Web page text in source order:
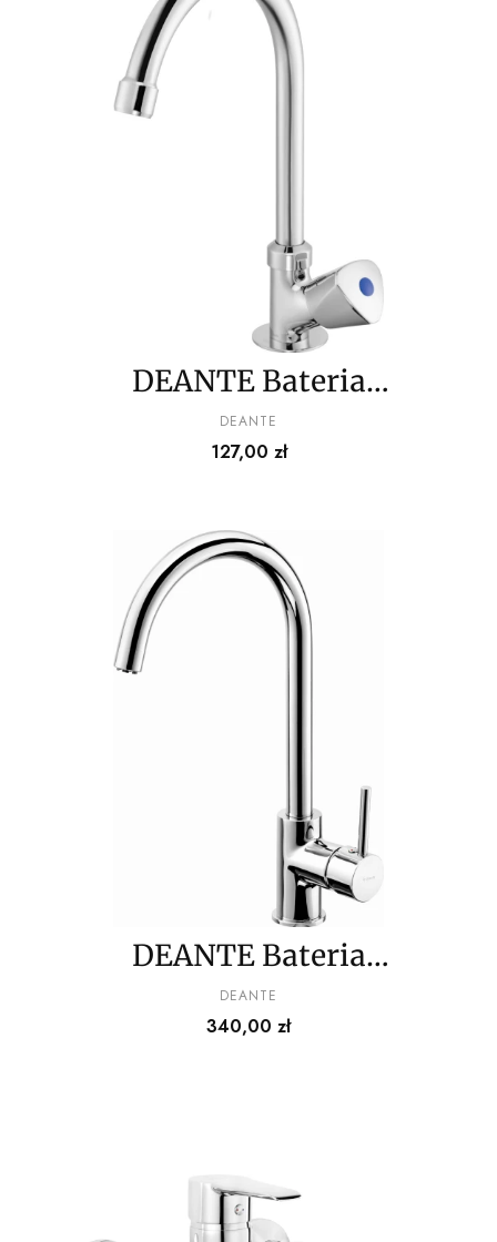
DEANTE Bateria
kuchenna do wody zimnej
lub zmieszanej
PRODUCENT
DEANTE
Cena
127,00 zł
DEANTE Bateria
kuchenna
niskociśnieniowa
PRODUCENT
DEANTE
Cena
340,00 zł